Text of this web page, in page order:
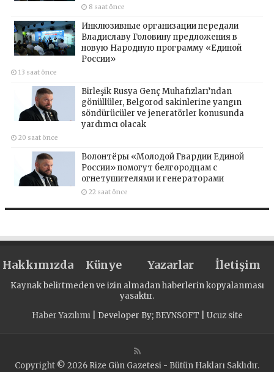
8 saat önce
Инклюзивные организации передали
Владиславу Головину предложения в
новую Народную программу «Единой
России»
13 saat önce
Birleşik Rusya Genç Muhafızları’ndan
gönüllüler, Belgorod sakinlerine yangın
söndürücüler ve jeneratörler konusunda
yardımcı olacak
20 saat önce
Волонтёры «Молодой Гвардии Единой
России» помогут белгородцам с
огнетушителями и генераторами
22 saat önce
Hakkımızda Künye Yazarlar İletişim
Kaynak belirtmeden ve izin almadan haberlerin kopyalanması
yasaktır.
Haber Yazılımı| Developer By; BEYNSOFT Ucuz site
Copyright © 2026 Rize Gün Gazetesi - Bütün Hakları Saklıdır.